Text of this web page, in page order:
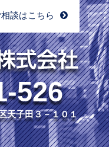
談はこちら
526
天子田３－１０１